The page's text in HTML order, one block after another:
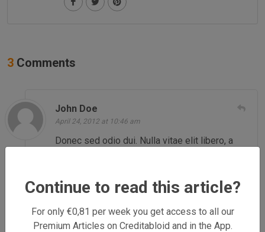
Continue to read this article?
For only €0,81 per week you get access to all our
Premium Articles on Creditabloid and in the App.
3 Comments
John Doe
April 24, 2012 at 10:46 am
Donec sed odio dui. Nulla vitae elit libero, a
erat a ante venenatis dapibus posuere velit
aliquet.